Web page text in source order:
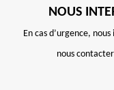
NOUS
En cas d’urgence,
nous